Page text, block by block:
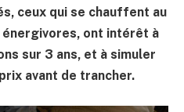
ceux qui se chauffent au
ont intérêt à
sur 3 ans, et à simuler
avant de trancher.